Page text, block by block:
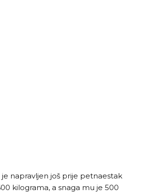
je napravljen još prije petnaestak
kilograma, a snaga mu je 500